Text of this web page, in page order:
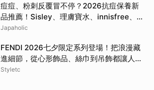
痘痘、粉刺反覆冒不停？2026抗痘保養新
品推薦！Sisley、理膚寶水、innisfree、
Bifesta 4大爆款一次看
Japaholic
FENDI 2026七夕限定系列登場！把浪漫藏
進細節，從心形飾品、絲巾到吊飾都讓人一
眼心動
Styletc